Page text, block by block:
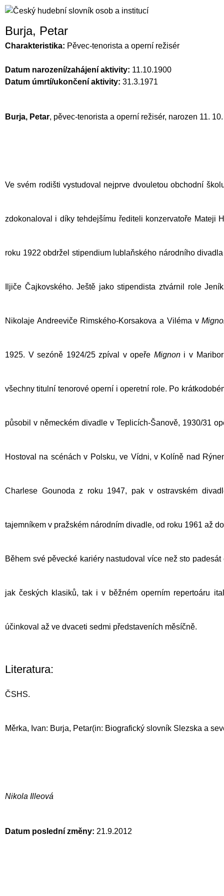
Burja, Petar
Charakteristika: Pěvec-tenorista a operní režisér
Datum narození/zahájení aktivity: 11.10.1900
Datum úmrtí/ukončení aktivity: 31.3.1971
Burja, Petar, pěvec-tenorista a operní režisér, narozen 11.
Ve svém rodišti vystudoval nejprve dvouletou obchodní
zdokonaloval i díky tehdejšímu řediteli konzervatoře Mateji
roku 1922 obdržel stipendium lublaňského národního
Iljiče Čajkovského. Ještě jako stipendista ztvárnil role
Nikolaje Andreeviče Rimského-Korsakova a Viléma v
1925. V sezóně 1924/25 zpíval v opeře Mignoni v
všechny titulní tenorové operní i operetní role. Po
působil v německém divadle v Teplicích-Šanově, 1930/31
Hostoval na scénách v Polsku, ve Vídni, v Kolíně nad
Charlese Gounoda z roku 1947, pak v ostravském
tajemníkem v pražském národním divadle, od roku 1961 až
Během své pěvecké kariéry nastudoval více než sto
jak českých klasiků, tak i v běžném operním repertoáru
účinkoval až ve dvaceti sedmi představeních měsíčně.
Literatura:
ČSHS.
Měrka, Ivan: Burja, Petar(in: Biografický slovník Slezska a
Nikola Illeová
Datum poslední změny: 21.9.2012